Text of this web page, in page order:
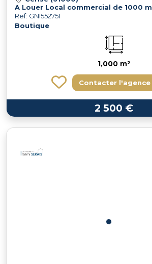
A Louer Local commercial de 1000
Ref: GNI552751
Boutique
1,000 m²
Contacter l'agence
2 500 €